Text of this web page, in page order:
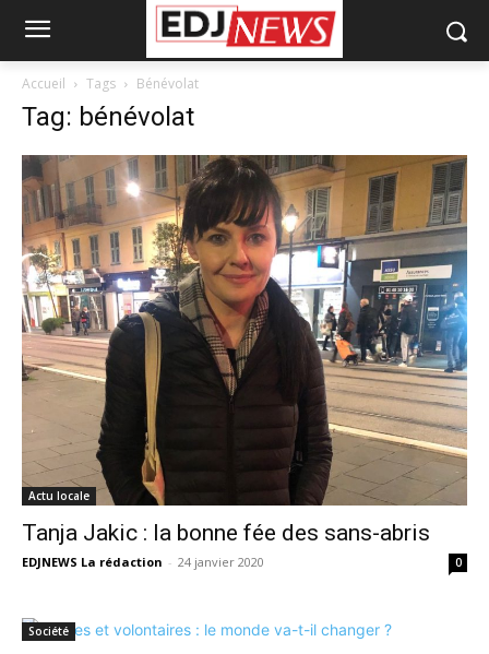
Accueil Tags Bénévolat
Tag: bénévolat
Actu locale
Tanja Jakic : la bonne fée des sans-abris
EDJNEWS La rédaction - 24 janvier 2020 0
Société